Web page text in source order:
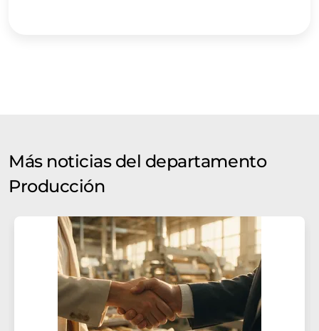
Más noticias del departamento
Producción